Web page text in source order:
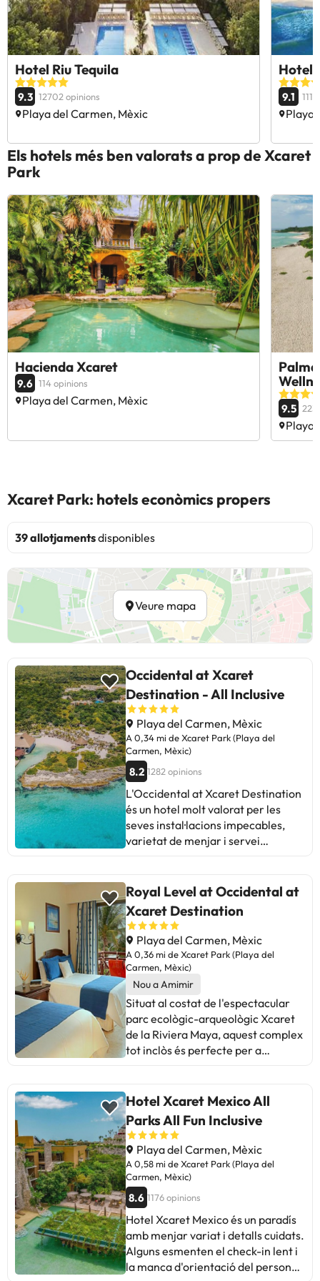
Hotel Riu Tequila
9.3 12702 opinions
Playa del Carmen, Mèxic
Hotel
9.1
Playa
Els hotels més ben valorats a prop de Xcaret
Park
Hacienda Xcaret
9.6 114 opinions
Playa del Carmen, Mèxic
9.5 223
Playa
Xcaret Park: hotels econòmics propers
39 allotjamentsdisponibles
Veure mapa
Occidental at Xcaret
Destination - All Inclusive
Playa del Carmen, Mèxic
A 0,34 mi de Xcaret Park (Playa del
Carmen, Mèxic)
8.2 1282 opinions
L'Occidental at Xcaret Destination
és un hotel molt valorat per les
seves instal·lacions impecables,
varietat de menjar i servei
natural del lloc. Alguns suggereixen
millorar la informació
proporcionada i la manca de platja
per passejar. Tot i crítiques sobre
males olors i manca de qualitat en
alguns serveis, la majoria
coincideix en una experiència
positiva. Ideal per a vacances
tranquil·les, envoltat de natura i
amb un personal amable. En
resum, una destinació
recomanable per gaudir d'unes
Royal Level at Occidental at
Xcaret Destination
Playa del Carmen, Mèxic
A 0,36 mi de Xcaret Park (Playa del
Carmen, Mèxic)
Nou a Amimir
Situat al costat de l'espectacular
parc ecològic-arqueològic Xcaret
de la Riviera Maya, aquest complex
tot inclòs és perfecte per a
parella diferents, ja siguin
aventurers, ecoturistes o viatgers
que busquen la tranquil·litat de les
aigües del mar. Carib L'hotel
Occidental Grand Xcaret, situat al
parc natural de Xcaret, ofereix una
ubicació excel·lent i unes
instal·lacions que faran de les
vostres vacances o viatge de
negocis una experiència única.
Occidental Grand Xcaret té 11
restaurants, dels quals 1 és un bufet
Hotel Xcaret Mexico All
Parks All Fun Inclusive
Playa del Carmen, Mèxic
A 0,58 mi de Xcaret Park (Playa del
Carmen, Mèxic)
8.6 1176 opinions
Hotel Xcaret Mexico és un paradís
amb menjar variat i detalls cuidats.
Alguns esmenten el check-in lent i
la manca d'orientació del personal.